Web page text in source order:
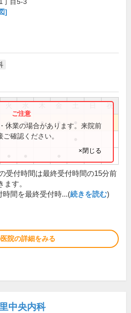
]
祝
● ● ● ●
休業の場合があります。来院前
確認ください。
×閉じる
受付時間は最終受付時間の15分前
ます。
間を最終受付時...(続きを読む)
院の詳細をみる
中央内科